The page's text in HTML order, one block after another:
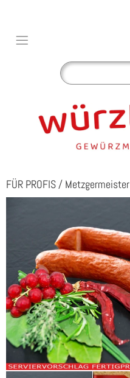
FÜR PROFIS / Metzgermeister